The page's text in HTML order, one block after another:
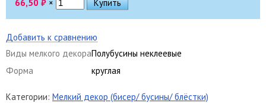
66,50 ₽ ×
Добавить к сравнению
Виды мелкого декораПолубусины неклеевые
Форма
круглая
Категории: Мелкий декор (бисер/ бусины/ блёстки)